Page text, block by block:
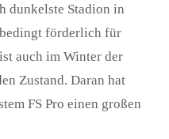
dunkelste Stadion in
förderlich für
auch im Winter der
Zustand. Daran hat
FS Pro einen großen